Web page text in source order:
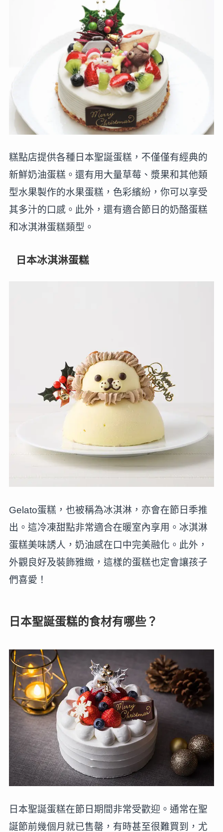
糕點店提供各種日本聖誕蛋糕，不僅僅有經典的
新鮮奶油蛋糕。還有用大量草莓、漿果和其他類
型水果製作的水果蛋糕，色彩繽紛，你可以享受
其多汁的口感。此外，還有適合節日的奶酪蛋糕
和冰淇淋蛋糕類型。
日本冰淇淋蛋糕
Gelato蛋糕，也被稱為冰淇淋，亦會在節日季推
出。這冷凍甜點非常適合在暖室內享用。冰淇淋
蛋糕美味誘人，奶油感在口中完美融化。此外，
外觀良好及裝飾雅緻，這樣的蛋糕也定會讓孩子
們喜愛！
日本聖誕蛋糕的食材有哪些？
日本聖誕蛋糕在節日期間非常受歡迎。通常在聖
誕節前幾個月就已售罄，有時甚至很難買到，尤